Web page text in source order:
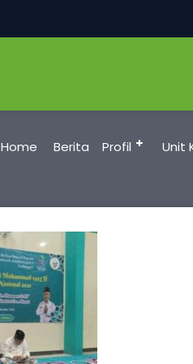
Home Berita Profil Unit